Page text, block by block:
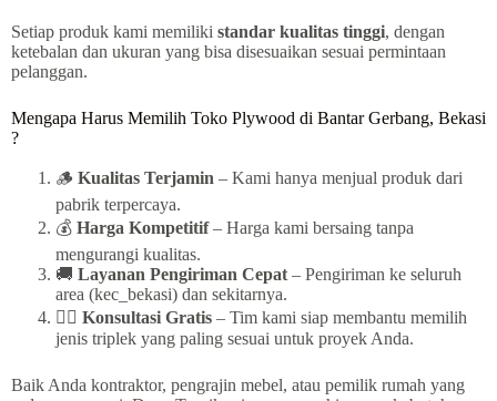
Setiap produk kami memiliki standar kualitas tinggi, dengan
ketebalan dan ukuran yang bisa disesuaikan sesuai permintaan
pelanggan.
Mengapa Harus Memilih Toko Plywood di Bantar Gerbang, Bekasi
?
🪵 Kualitas Terjamin – Kami hanya menjual produk dari
pabrik terpercaya.
💰 Harga Kompetitif– Harga kami bersaing tanpa
mengurangi kualitas.
🚚 Layanan Pengiriman Cepat – Pengiriman ke seluruh
area (kec_bekasi) dan sekitarnya.
👷‍♂️ Konsultasi Gratis – Tim kami siap membantu memilih
jenis triplek yang paling sesuai untuk proyek Anda.
Baik Anda kontraktor, pengrajin mebel, atau pemilik rumah yang